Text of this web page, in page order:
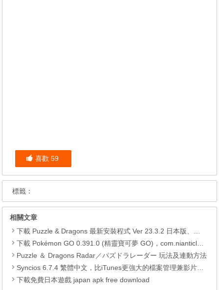
喜歡 59
標籤：
相關文章
下載 Puzzle & Dragons 最新安裝程式 Ver 23.3.2 日本版、港台版… (PAD Radar) (.apk) (.xapk)
下載 Pokémon GO 0.391.0 (精靈寶可夢 GO)，com.nianticlabs.pokemongo (.apk) (.xapk)
Puzzle ＆ Dragons Radar／パズドラレーダー 玩法及連動方法
Syncios 6.7.4 繁體中文，比iTunes更強大的檔案管理兼影片轉檔工具
下載免費日本遊戲 japan apk free download